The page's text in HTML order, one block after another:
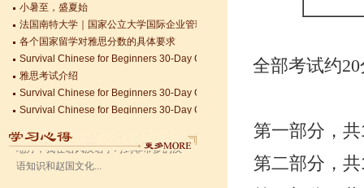
法国南特大学｜国家公立大学国际企业管理硕士 + 跨文化职场通行证，2025 招
各个国家留学对雅思分数的具体要求
Survival Chinese for Beginners 30-Day Challenge day 3
雅思考试介绍
Survival Chinese for Beginners 30-Day Challenge day 2
Survival Chinese for Beginners 30-Day Challenge day 1
关于HSK3-6级，HSKK各级考试报名照片的通知
国际实习生企业招募 ，如果你希望外国实习生到你的公司工作，请联系我们
Changzhou HSK TEST CENTER常州语风HSK考点正式对外开考了，常州的
语风汉语无锡校 Zack
我叫Zack,我是法国人，无锡语风汉教中
心是一个学习中国文化和对外汉语的好
地方，我在语风汉语学习到非常多的汉
语知识和赵国文化...
全部考试约20
第一部分，共
第二部分，共